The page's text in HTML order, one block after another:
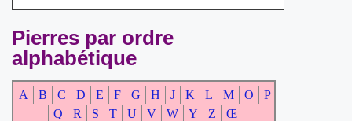
Pierres par ordre
alphabétique
A B C D E F G H J K L M O
P
Q
R S T U V W Y Z Œ